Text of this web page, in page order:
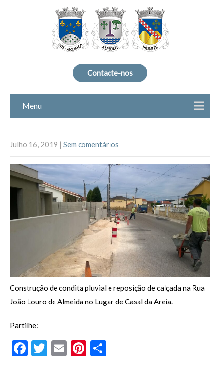
Contacte-nos
Menu
Julho 16, 2019 | Sem comentários
Construção de condita pluvial e reposição de calçada na Rua
João Louro de Almeida no Lugar de Casal da Areia.
Partilhe:
F
T
E
Pi